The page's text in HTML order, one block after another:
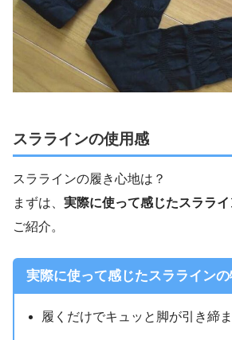
スララインの使用感
スララインの履き心地は？
まずは、 実際に使って感じたスララ
ご紹介。
実際に使って感じたスラライン
履くだけでキュッと脚が引き締